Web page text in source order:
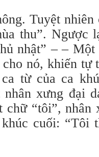
Tuyệt nhiên
thu”. Ngược
nhật” – –
nó, khiến tự
từ của ca
xưng đại
chữ “tôi”,
cuối: “Tôi